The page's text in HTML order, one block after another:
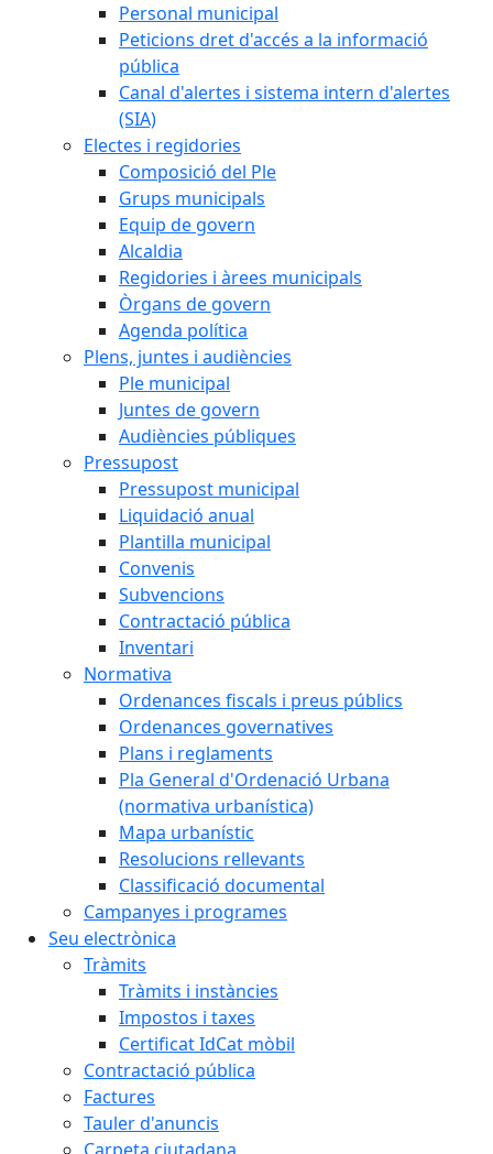
Personal municipal
Peticions dret d'accés a la informació
pública
Canal d'alertes i sistema intern d'alertes
(SIA)
Electes i regidories
Composició del Ple
Grups municipals
Equip de govern
Alcaldia
Regidories i àrees municipals
Òrgans de govern
Agenda política
Plens, juntes i audiències
Ple municipal
Juntes de govern
Audiències públiques
Pressupost
Pressupost municipal
Liquidació anual
Plantilla municipal
Convenis
Subvencions
Contractació pública
Inventari
Normativa
Ordenances fiscals i preus públics
Ordenances governatives
Plans i reglaments
Pla General d'Ordenació Urbana
(normativa urbanística)
Mapa urbanístic
Resolucions rellevants
Classificació documental
Campanyes i programes
Seu electrònica
Tràmits
Tràmits i instàncies
Impostos i taxes
Certificat IdCat mòbil
Contractació pública
Factures
Tauler d'anuncis